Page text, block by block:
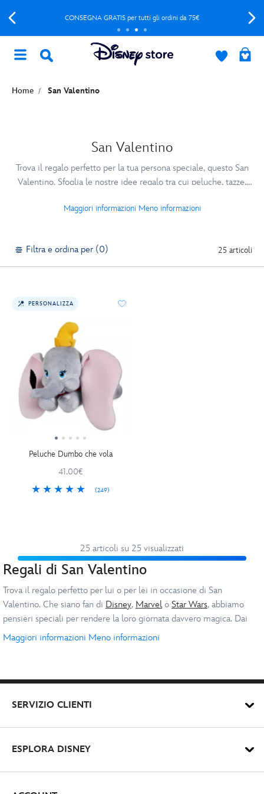
CONSEGNA GRATIS per tutti gli ordini da 75€
Home San Valentino
San Valentino
Trova il regalo perfetto per la tua persona speciale, questo San
Valentino. Sfoglia le nostre idee regalo tra cui peluche, tazze,
Wars
Maggiori informazioni Meno informazioni
Filtra e ordina per (0) 25 articoli
PERSONALIZZA
Peluche Dumbo che vola
41.00€
(249)
25 articoli su 25 visualizzati
Regali di San Valentino
Trova il regalo perfetto per lui o per lei in occasione di San
Valentino. Che siano fan di Disney, Marvelo Star Wars, abbiamo
pensieri speciali per rendere la loro giornata davvero magica. Dai
peluche e gioielli di San Valentino a figurine e decorazioni, festeggia
altro – adatti sia a bambini che adulti.
Abbigliamento e Peluche
Aggiungi un tocco di magia al San Valentino della tua persona cara
con abbigliamento per adulti e morbidi peluche. I nostri piccoli
adorabile. Se preferiscono un amico coccoloso, il nostro peluche
Maggiori informazioni Meno informazioni
SERVIZIO CLIENTI
ESPLORA DISNEY